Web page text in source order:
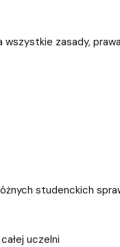
zasady,
studenckich
uczelni